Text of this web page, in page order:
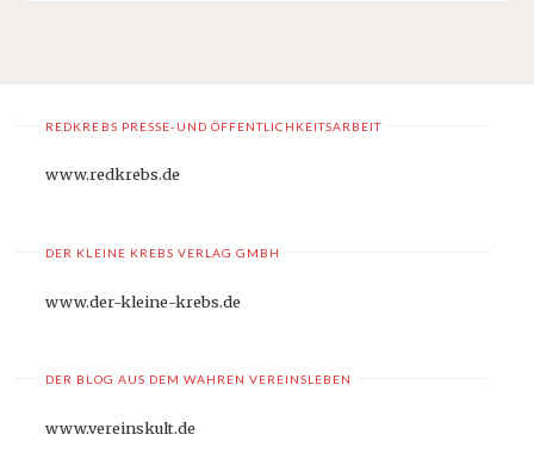
REDKREBS PRESSE-UND ÖFFENTLICHKEITSARBEIT
www.redkrebs.de
DER KLEINE KREBS VERLAG GMBH
www.der-kleine-krebs.de
DER BLOG AUS DEM WAHREN VEREINSLEBEN
www.vereinskult.de